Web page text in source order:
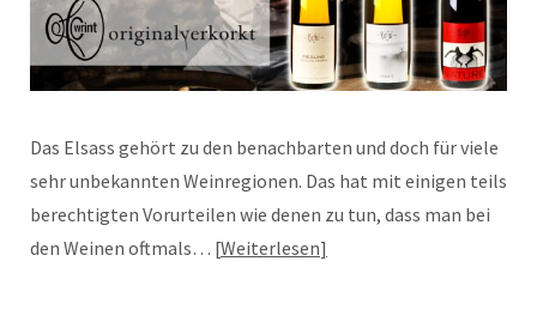
Das Elsass gehört zu den benachbarten und doch für viele
sehr unbekannten Weinregionen. Das hat mit einigen teils
berechtigten Vorurteilen wie denen zu tun, dass man bei
den Weinen oftmals… Weiterlesen